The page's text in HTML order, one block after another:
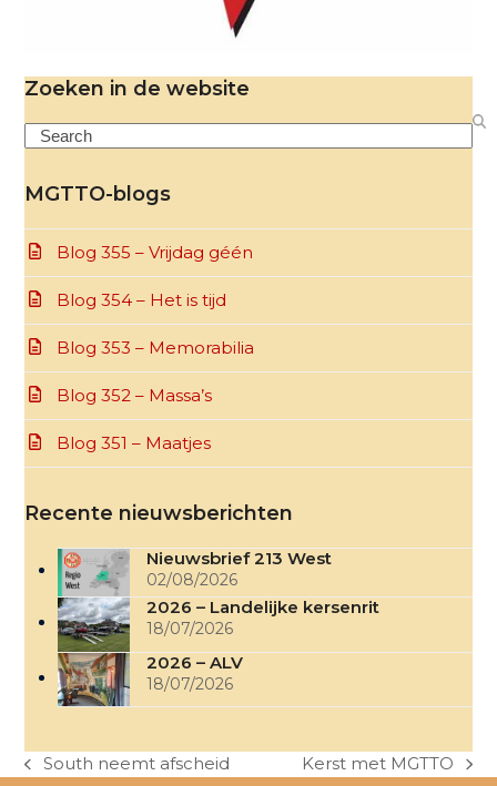
Zoeken in de website
Search
MGTTO-blogs
Blog 355 – Vrijdag géén
Blog 354 – Het is tijd
Blog 353 – Memorabilia
Blog 352 – Massa’s
Blog 351 – Maatjes
Recente nieuwsberichten
Nieuwsbrief 213 West
02/08/2026
2026 – Landelijke kersenrit
18/07/2026
2026 – ALV
18/07/2026
previous
South neemt afscheid
next
Kerst met MGTTO